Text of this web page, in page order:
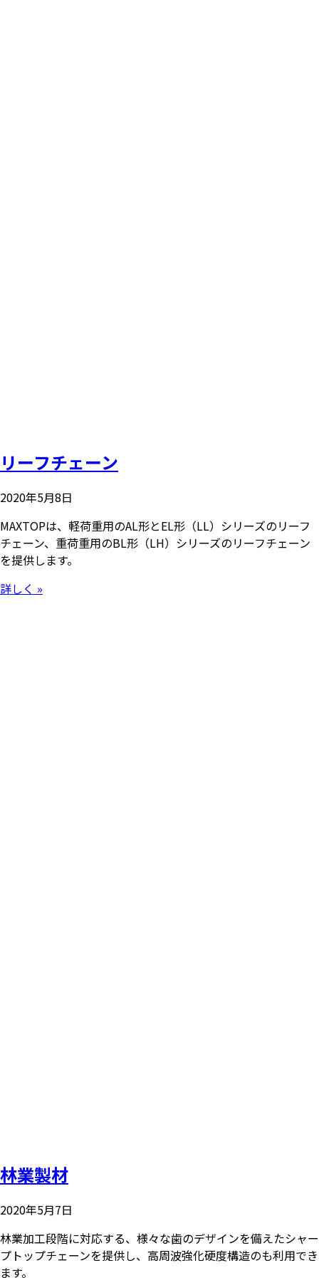
リーフチェーン
2020年5月8日
MAXTOPは、軽荷重用のAL形とEL形（LL）シリーズのリーフ
チェーン、重荷重用のBL形（LH）シリーズのリーフチェーン
を提供します。
詳しく »
林業製材
2020年5月7日
林業加工段階に対応する、様々な歯のデザインを備えたシャー
プトップチェーンを提供し、高周波強化硬度構造のも利用でき
ます。